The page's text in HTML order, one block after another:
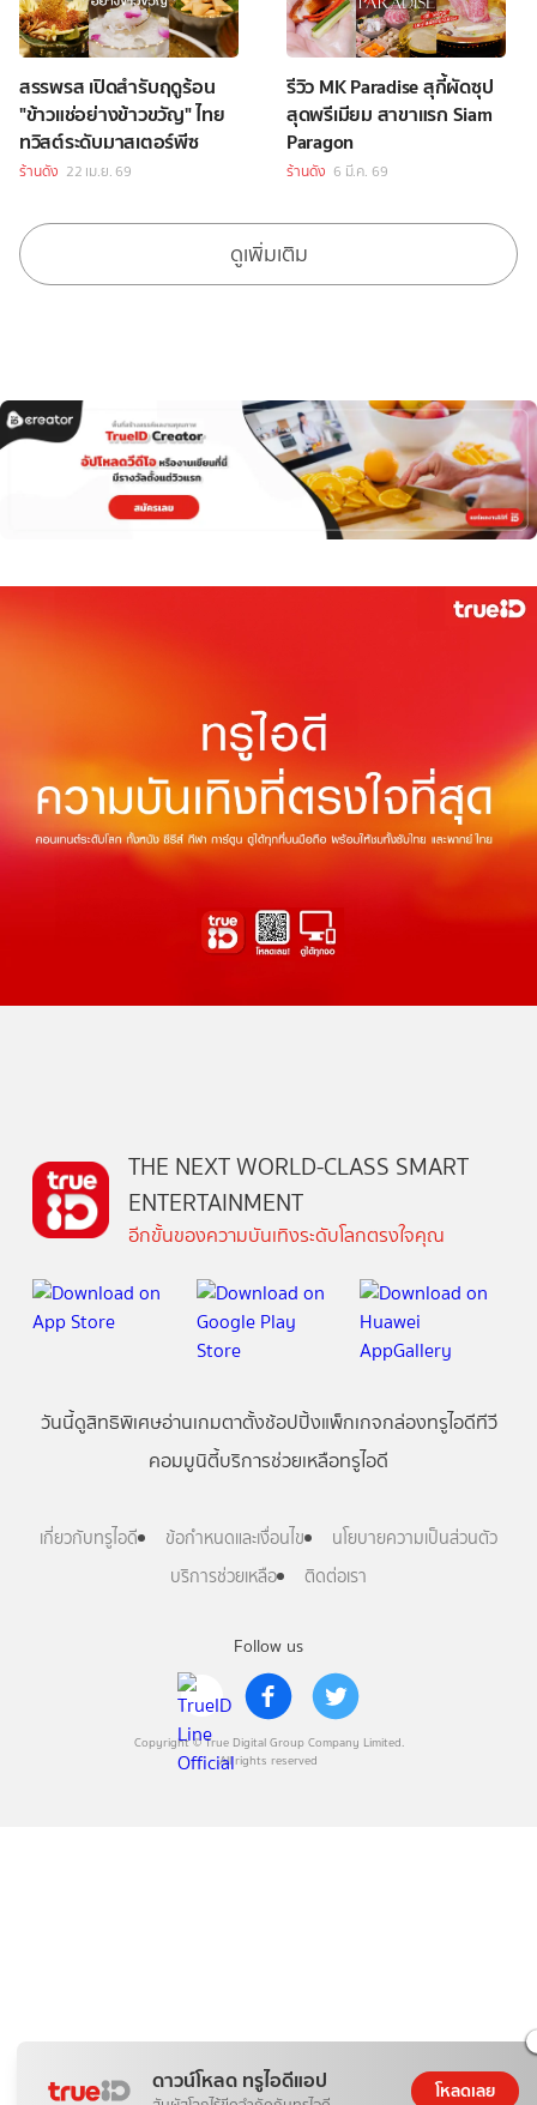
สรรพรส เปิดสำรับฤดูร้อน
"ข้าวแช่อย่างข้าวขวัญ" ไทย
ทวิสต์ระดับมาสเตอร์พีซ
ร้านดัง 22 เม.ย. 69
รีวิว MK Paradise สุกี้ผัดซุป
สุดพรีเมียม สาขาแรก Siam
Paragon
ร้านดัง 6 มี.ค. 69
ดูเพิ่มเติม
ดาวน์โหลด ทรูไอดีแอป โหลดเลย
Follow us
Copyright © True Digital Group Company Limited.
All rights reserved
THE NEXT WORLD-CLASS SMART
ENTERTAINMENT
อีกขั้นของความบันเทิงระดับโลกตรงใจคุณ
วันนี้ดูสิทธิพิเศษอ่านเกมตาตั้งช้อปปิ้งแพ็กเกจกล่องทรูไอดีทีวี
คอมมูนิตี้บริการช่วยเหลือทรูไอดี
เกี่ยวกับทรูไอดี ข้อกำหนดและเงื่อนไข
นโยบายความเป็นส่วนตัว
บริการช่วยเหลือ
ติดต่อเรา